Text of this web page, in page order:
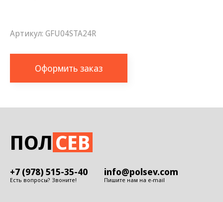
Артикул: GFU04STA24R
Оформить заказ
ПОЛСЕВ
+7 (978) 515-35-40
Есть вопросы? Звоните!
info@polsev.com
Пишите нам на e-mail